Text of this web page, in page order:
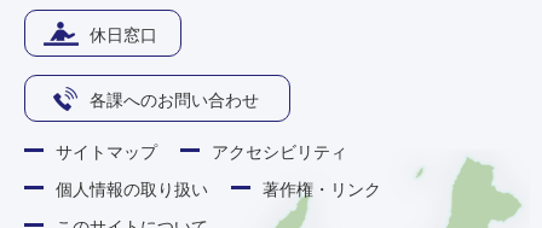
休日窓口
各課へのお問い合わせ
サイトマップ
アクセシビリティ
個人情報の取り扱い
著作権・リンク